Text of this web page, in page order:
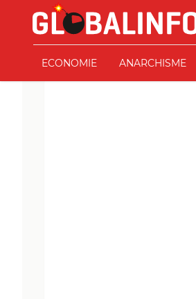
Ga naar de inhoud
GLOBALINFO
ECONOMIE ANARCHISME